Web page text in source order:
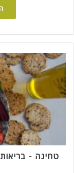
ט
ח
י
נ
ה
י
טחינה - בריאות